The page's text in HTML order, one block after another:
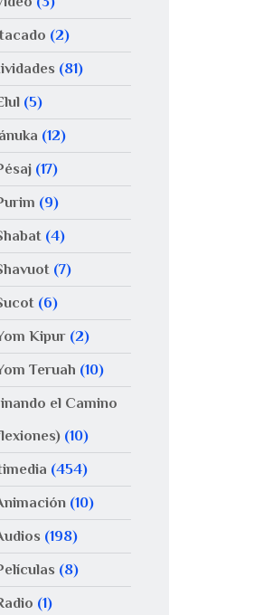
(2)
(81)
(5)
(12)
(17)
(9)
(4)
(7)
(6)
Kipur(2)
Teruah (10)
el Camino
(10)
(454)
(10)
(198)
(8)
(1)